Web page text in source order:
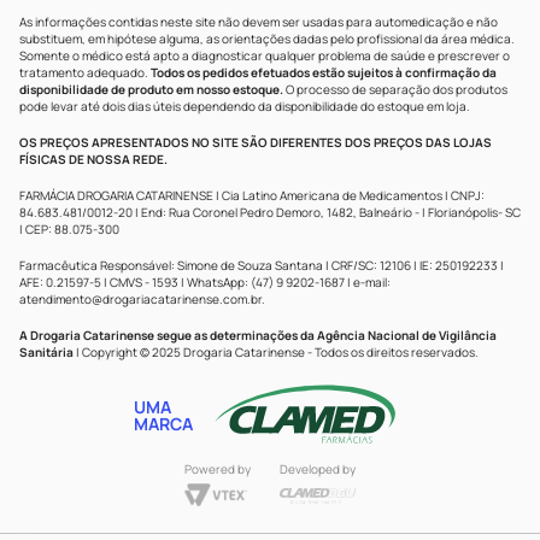
As informações contidas neste site não devem ser usadas para automedicação e não
substituem, em hipótese alguma, as orientações dadas pelo profissional da área médica.
Somente o médico está apto a diagnosticar qualquer problema de saúde e prescrever o
tratamento adequado. Todos os pedidos efetuados estão sujeitos à confirmação da
disponibilidade de produto em nosso estoque.O processo de separação dos produtos
pode levar até dois dias úteis dependendo da disponibilidade do estoque em loja.
OS PREÇOS APRESENTADOS NO SITE SÃO DIFERENTES DOS PREÇOS DAS LOJAS
FÍSICAS DE NOSSA REDE.
FARMÁCIA DROGARIA CATARINENSE | Cia Latino Americana de Medicamentos | CNPJ:
84.683.481/0012-20 | End: Rua Coronel Pedro Demoro, 1482, Balneário - | Florianópolis- SC
| CEP: 88.075-300
Farmacêutica Responsável: Simone de Souza Santana | CRF/SC: 12106 | IE: 250192233 |
AFE: 0.21597-5 | CMVS - 1593 | WhatsApp: (47) 9 9202-1687 | e-mail:
atendimento@drogariacatarinense.com.br.
A Drogaria Catarinense segue as determinações da Agência Nacional de Vigilância
Sanitária | Copyright © 2025 Drogaria Catarinense - Todos os direitos reservados.
UMA
MARCA
Powered by Developed by